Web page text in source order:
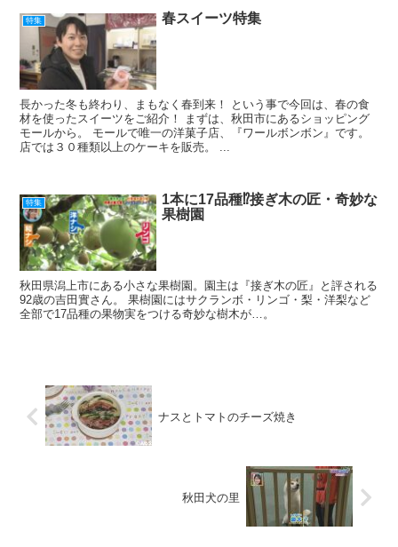
特集 春スイーツ特集
長かった冬も終わり、まもなく春到来！ という事で今回は、春の食
材を使ったスイーツをご紹介！ まずは、秋田市にあるショッピング
モールから。 モールで唯一の洋菓子店、『ワールボンボン』です。
店では３０種類以上のケーキを販売。 ...
特集
1本に17品種⁉接ぎ木の匠・奇妙な
果樹園
秋田県潟上市にある小さな果樹園。園主は『接ぎ木の匠』と評される
92歳の吉田實さん。 果樹園にはサクランボ・リンゴ・梨・洋梨など
全部で17品種の果物実をつける奇妙な樹木が…。
ナスとトマトのチーズ焼き
秋田犬の里